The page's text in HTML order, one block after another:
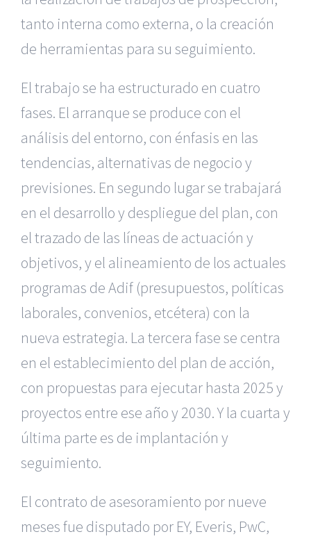
tanto interna como externa, o la creación
de herramientas para su seguimiento.
El trabajo se ha estructurado en cuatro
fases. El arranque se produce con el
análisis del entorno, con énfasis en las
tendencias, alternativas de negocio y
previsiones. En segundo lugar se trabajará
en el desarrollo y despliegue del plan, con
el trazado de las líneas de actuación y
objetivos, y el alineamiento de los actuales
programas de Adif (presupuestos, políticas
laborales, convenios, etcétera) con la
nueva estrategia. La tercera fase se centra
en el establecimiento del plan de acción,
con propuestas para ejecutar hasta 2025 y
proyectos entre ese año y 2030. Y la cuarta y
última parte es de implantación y
seguimiento.
El contrato de asesoramiento por nueve
meses fue disputado por EY, Everis, PwC,